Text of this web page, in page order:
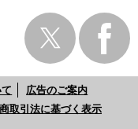
広告のご案内
取引法に基づく表示